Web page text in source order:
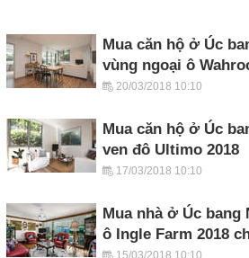
Mua căn hộ ở Úc
vùng ngoại ô
20/03/2018 10:10
Mua căn hộ ở Úc
ven đô Ultimo 2018
17/03/2018 10:10
Mua nhà ở Úc bang
ô Ingle Farm 2018